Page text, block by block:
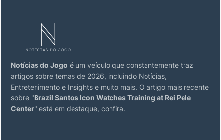
Notícias do Jogo é um veículo que constantemente traz
artigos sobre temas de 2026, incluindo Notícias,
Entretenimento e Insights e muito mais. O artigo mais recente
sobre "Brazil Santos Icon Watches Training at Rei Pele
Center" está em destaque, confira.